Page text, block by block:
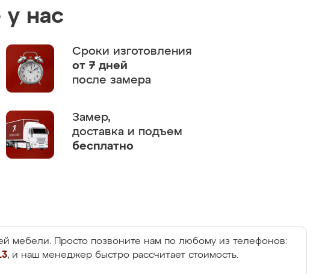
у нас
Сроки изготовления
от 7 дней
после замера
Замер,
доставка и подъем
бесплатно
мебели. Просто позвоните нам по любому из телефонов:
, и наш менеджер быстро рассчитает стоимость.